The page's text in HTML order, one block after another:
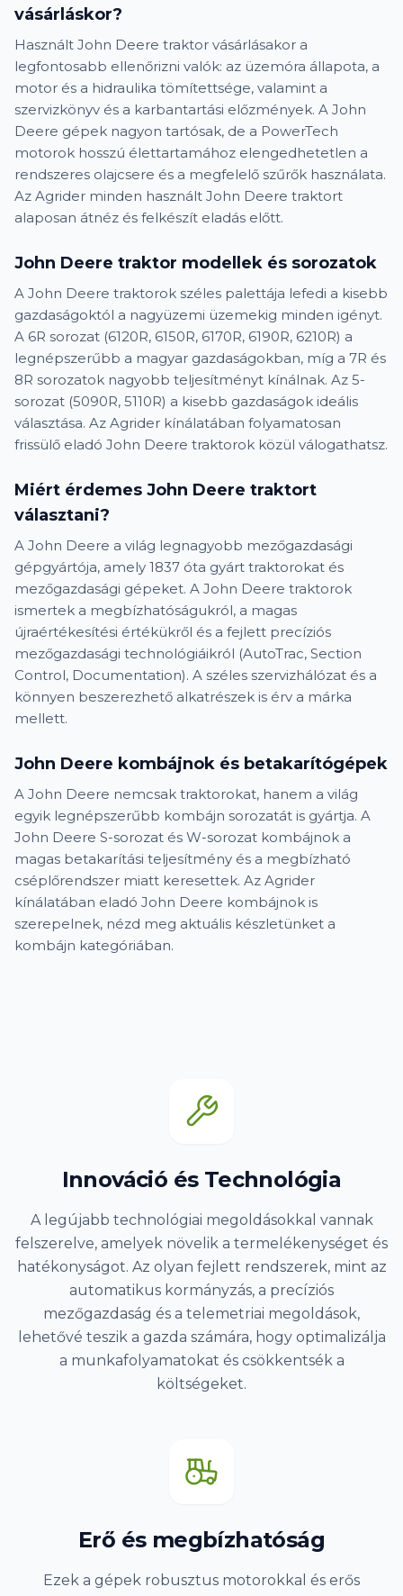
vásárláskor?
Használt John Deere traktor vásárlásakor a
legfontosabb ellenőrizni valók: az üzemóra állapota, a
motor és a hidraulika tömítettsége, valamint a
szervizkönyv és a karbantartási előzmények. A John
Deere gépek nagyon tartósak, de a PowerTech
motorok hosszú élettartamához elengedhetetlen a
rendszeres olajcsere és a megfelelő szűrők használata.
Az Agrider minden használt John Deere traktort
alaposan átnéz és felkészít eladás előtt.
John Deere traktor modellek és sorozatok
A John Deere traktorok széles palettája lefedi a kisebb
gazdaságoktól a nagyüzemi üzemekig minden igényt.
A 6R sorozat (6120R, 6150R, 6170R, 6190R, 6210R) a
legnépszerűbb a magyar gazdaságokban, míg a 7R és
8R sorozatok nagyobb teljesítményt kínálnak. Az 5-
sorozat (5090R, 5110R) a kisebb gazdaságok ideális
választása. Az Agrider kínálatában folyamatosan
frissülő eladó John Deere traktorok közül válogathatsz.
Miért érdemes John Deere traktort
választani?
A John Deere a világ legnagyobb mezőgazdasági
gépgyártója, amely 1837 óta gyárt traktorokat és
mezőgazdasági gépeket. A John Deere traktorok
ismertek a megbízhatóságukról, a magas
újraértékesítési értékükről és a fejlett precíziós
mezőgazdasági technológiáikról (AutoTrac, Section
Control, Documentation). A széles szervizhálózat és a
könnyen beszerezhető alkatrészek is érv a márka
mellett.
John Deere kombájnok és betakarítógépek
A John Deere nemcsak traktorokat, hanem a világ
egyik legnépszerűbb kombájn sorozatát is gyártja. A
John Deere S-sorozat és W-sorozat kombájnok a
magas betakarítási teljesítmény és a megbízható
cséplőrendszer miatt keresettek. Az Agrider
kínálatában eladó John Deere kombájnok is
szerepelnek, nézd meg aktuális készletünket a
kombájn kategóriában.
Innováció és Technológia
A legújabb technológiai megoldásokkal vannak
felszerelve, amelyek növelik a termelékenységet és
hatékonyságot. Az olyan fejlett rendszerek, mint az
automatikus kormányzás, a precíziós
mezőgazdaság és a telemetriai megoldások,
lehetővé teszik a gazda számára, hogy optimalizálja
a munkafolyamatokat és csökkentsék a
költségeket.
Erő és megbízhatóság
Ezek a gépek robusztus motorokkal és erős